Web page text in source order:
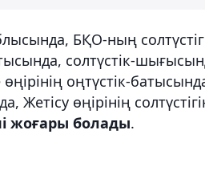
БҚО-ның
солтүстік-
оңтүстік-
Жетісу өңірінің
жоғары болады.